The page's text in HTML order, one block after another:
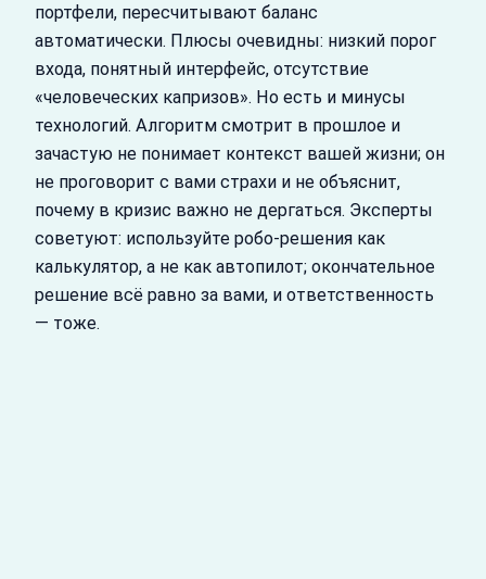
портфели, пересчитывают баланс
автоматически. Плюсы очевидны: низкий порог
входа, понятный интерфейс, отсутствие
«человеческих капризов». Но есть и минусы
технологий. Алгоритм смотрит в прошлое и
зачастую не понимает контекст вашей жизни; он
не проговорит с вами страхи и не объяснит,
почему в кризис важно не дергаться. Эксперты
советуют: используйте робо-решения как
калькулятор, а не как автопилот; окончательное
решение всё равно за вами, и ответственность
— тоже.